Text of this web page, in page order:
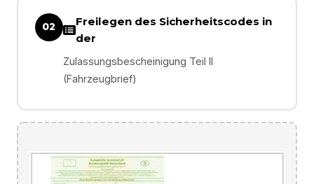
02
Freilegen des Sicherheitscodes in
der
Zulassungsbescheinigung Teil II
(Fahrzeugbrief)